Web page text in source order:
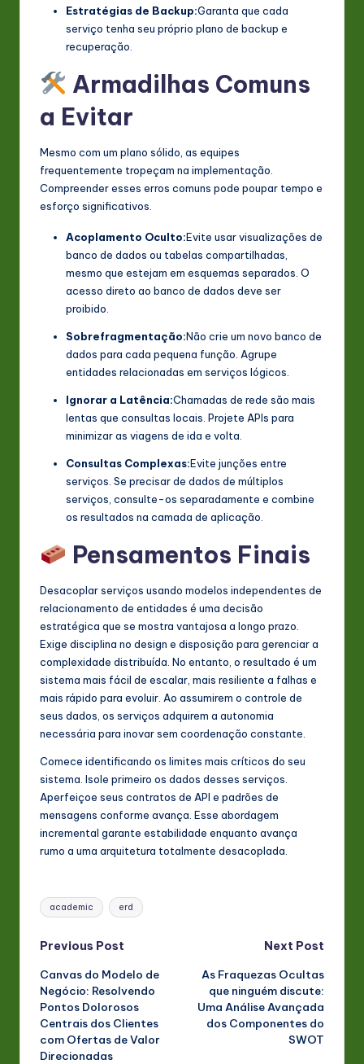
Estratégias de Backup:Garanta que cada
serviço tenha seu próprio plano de backup e
recuperação.
Armadilhas Comuns
a Evitar
Mesmo com um plano sólido, as equipes
frequentemente tropeçam na implementação.
Compreender esses erros comuns pode poupar tempo e
esforço significativos.
Acoplamento Oculto:Evite usar visualizações de
banco de dados ou tabelas compartilhadas,
mesmo que estejam em esquemas separados. O
acesso direto ao banco de dados deve ser
proibido.
Sobrefragmentação:Não crie um novo banco de
dados para cada pequena função. Agrupe
entidades relacionadas em serviços lógicos.
Ignorar a Latência:Chamadas de rede são mais
lentas que consultas locais. Projete APIs para
minimizar as viagens de ida e volta.
Consultas Complexas:Evite junções entre
serviços. Se precisar de dados de múltiplos
serviços, consulte-os separadamente e combine
os resultados na camada de aplicação.
Pensamentos Finais
Desacoplar serviços usando modelos independentes de
relacionamento de entidades é uma decisão
estratégica que se mostra vantajosa a longo prazo.
Exige disciplina no design e disposição para gerenciar a
complexidade distribuída. No entanto, o resultado é um
sistema mais fácil de escalar, mais resiliente a falhas e
mais rápido para evoluir. Ao assumirem o controle de
seus dados, os serviços adquirem a autonomia
necessária para inovar sem coordenação constante.
Comece identificando os limites mais críticos do seu
sistema. Isole primeiro os dados desses serviços.
Aperfeiçoe seus contratos de API e padrões de
mensagens conforme avança. Esse abordagem
incremental garante estabilidade enquanto avança
rumo a uma arquitetura totalmente desacoplada.
Tags:
academic erd
Post
navigation
Previous Post
Canvas do Modelo de
Negócio: Resolvendo
Pontos Dolorosos
Centrais dos Clientes
com Ofertas de Valor
Direcionadas
Next Post
As Fraquezas Ocultas
que ninguém discute:
Uma Análise Avançada
dos Componentes do
SWOT